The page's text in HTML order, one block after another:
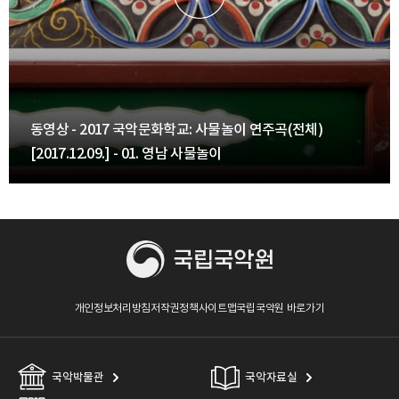
동영상 - 2017 국악문화학교: 사물놀이 연주곡(전체)
[2017.12.09.] - 01. 영남 사물놀이
개인정보처리방침저작권정책사이트맵국립국악원 바로가기
국악박물관 국악자료실